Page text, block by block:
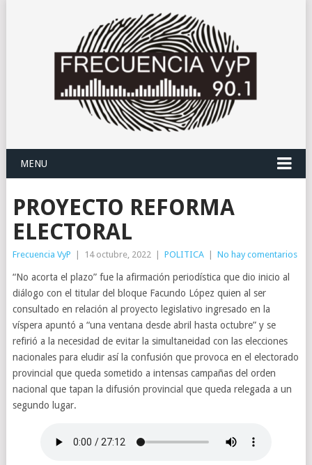
MENU
PROYECTO REFORMA
ELECTORAL
Frecuencia VyP 14 octubre, 2022 POLITICA No hay comentarios
“No acorta el plazo” fue la afirmación periodística que dio inicio al
diálogo con el titular del bloque Facundo López quien al ser
consultado en relación al proyecto legislativo ingresado en la
víspera apuntó a “una ventana desde abril hasta octubre” y se
refirió a la necesidad de evitar la simultaneidad con las elecciones
nacionales para eludir así la confusión que provoca en el electorado
provincial que queda sometido a intensas campañas del orden
nacional que tapan la difusión provincial que queda relegada a un
segundo lugar.